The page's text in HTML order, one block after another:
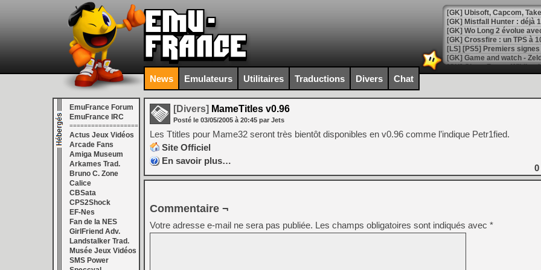
[GK] Mistfall Hunter : déjà
[GK] Wo Long 2 évolue
[GK] Crossfire : un TPS à
[LS] [PS5] Premiers
[Mo5] DOOM arrive en
[GK] Bethesda fête les 30
[GK] Roblox : l'action en
[GK] Agenda - GeForce
[GK] Devolver Digital en a
[LS] [PS5] ps5-y2jb-
[GK] Pourquoi Marvel
[GK] Test : Restory : Chill
[GK] GTA 6 : Rockstar
[GK] Hot Wheels Infinite
[GK] Mémoire cash -
[GK] Résultats Nintendo :
News Emulateurs Utilitaires Traductions Divers Chat
EmuFrance Forum
EmuFrance IRC
===================
Actus Jeux Vidéos
Arcade Fans
Amiga Museum
Arkames Trad.
Bruno C. Zone
Calice
CBSata
CPS2Shock
EF-Nes
Fan de la NES
GirlFriend Adv.
Landstalker Trad.
Musée Jeux Vidéos
SMS Power
[Divers] MameTitles v0.96
Posté le 03/05/2005 à 20:45 par Jets
Les Ttitles pour Mame32 seront très bientôt disponibles en v0.96 comme l’indique Petr1fied.
Site Officiel
En savoir plus…
0
Commentaire ¬
Votre adresse e-mail ne sera pas publiée. Les champs obligatoires sont indiqués avec *